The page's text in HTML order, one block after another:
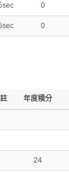
0
0
年度積分
24